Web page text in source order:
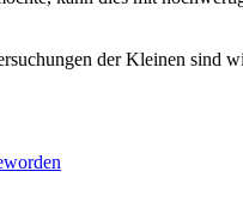
der Kleinen sind